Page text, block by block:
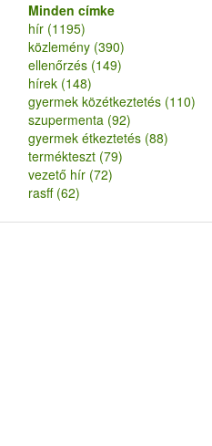
Minden címke
hír (1195)
közlemény (390)
ellenőrzés (149)
hírek (148)
gyermek közétkeztetés (110)
szupermenta (92)
gyermek étkeztetés (88)
termékteszt (79)
vezető hír (72)
rasff (62)